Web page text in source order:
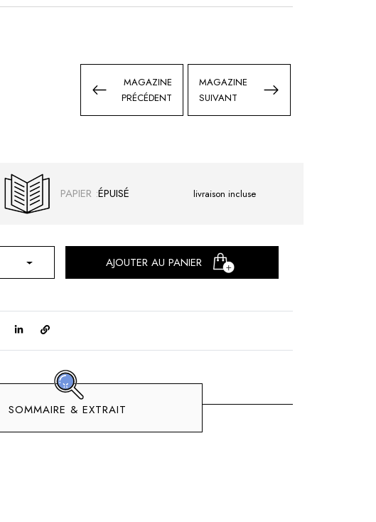
MAGAZINE
PRÉCÉDENT
MAGAZINE
SUIVANT
PAPIER : livraison incluse
AJOUTER AU PANIER
SOMMAIRE & EXTRAIT